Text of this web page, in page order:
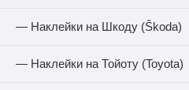
— Наклейки на Шкоду (Škoda)
— Наклейки на Тойоту (Toyota)